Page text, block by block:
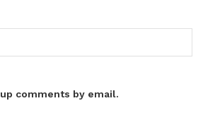
comments by email.